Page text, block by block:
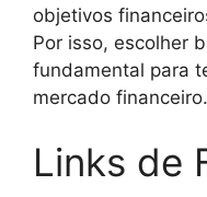
objetivos
Por isso, escolher
fundamental para
mercado financeiro.
Links de